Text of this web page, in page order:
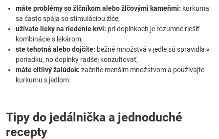
máte problémy so žlčníkom alebo žlčovými kameňmi: kurkuma
sa často spája so stimuláciou žlče,
užívate lieky na riedenie krvi: pri doplnkoch je rozumné riešiť
kombinácie s lekárom,
ste tehotná alebo dojčíte: bežné množstvá v jedle sú spravidla v
poriadku, no doplnky radšej konzultovať,
máte citlivý žalúdok: začnite menším množstvom a používajte
kurkumu s jedlom.
Tipy do jedálnička a jednoduché
recepty